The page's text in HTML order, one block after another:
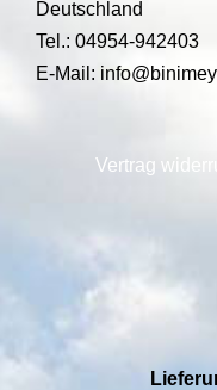
Deutschland
Tel.: 04954-942403
E-Mail:
Vertrag